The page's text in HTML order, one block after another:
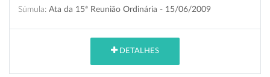
Súmula: Ata da 15ª Reunião Ordinária - 15/06/2009
DETALHES